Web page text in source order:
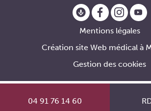
Mentions légales
Création site Web médical à
Gestion des cookies
04 91 76 14 60